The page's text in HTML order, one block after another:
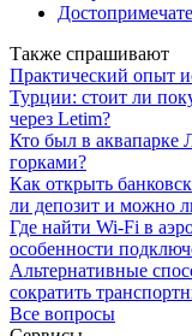
Также спрашивают
Практический опыт
Турции: стоит ли
через Letim?
Кто был в аквапарке
горками?
Как открыть
ли депозит и можно
Где найти Wi-Fi в
особенности
Альтернативные
сократить
Все вопросы